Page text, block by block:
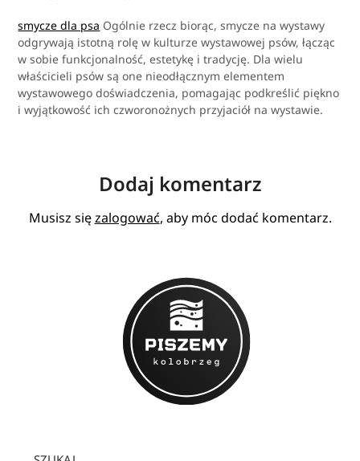
smycze dla psa Ogólnie rzecz biorąc, smycze na wystawy
odgrywają istotną rolę w kulturze wystawowej psów, łącząc
w sobie funkcjonalność, estetykę i tradycję. Dla wielu
właścicieli psów są one nieodłącznym elementem
wystawowego doświadczenia, pomagając podkreślić piękno
i wyjątkowość ich czworonożnych przyjaciół na wystawie.
Dodaj komentarz
Musisz sięzalogować, aby móc dodać komentarz.